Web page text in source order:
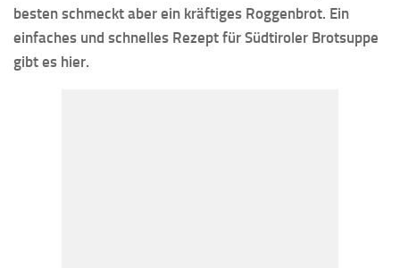
besten schmeckt aber ein kräftiges Roggenbrot. Ein
einfaches und schnelles Rezept für Südtiroler Brotsuppe
gibt es hier.